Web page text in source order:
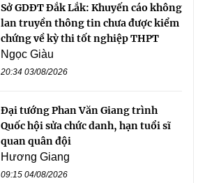
Sở GDĐT Đắk Lắk: Khuyến cáo không
lan truyền thông tin chưa được kiểm
chứng về kỳ thi tốt nghiệp THPT
Ngọc Giàu
20:34 03/08/2026
Đại tướng Phan Văn Giang trình
Quốc hội sửa chức danh, hạn tuổi sĩ
quan quân đội
Hương Giang
09:15 04/08/2026